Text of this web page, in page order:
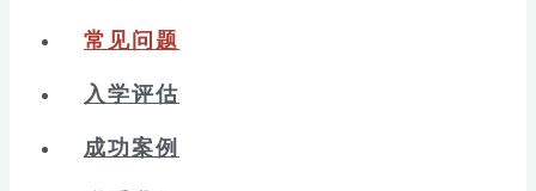
常见问题
入学评估
成功案例